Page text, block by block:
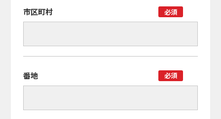
市区町村 必須
番地 必須